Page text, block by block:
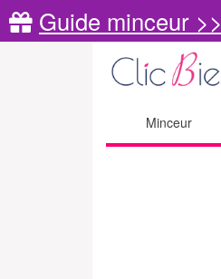
Guide minceur >>
Minceur